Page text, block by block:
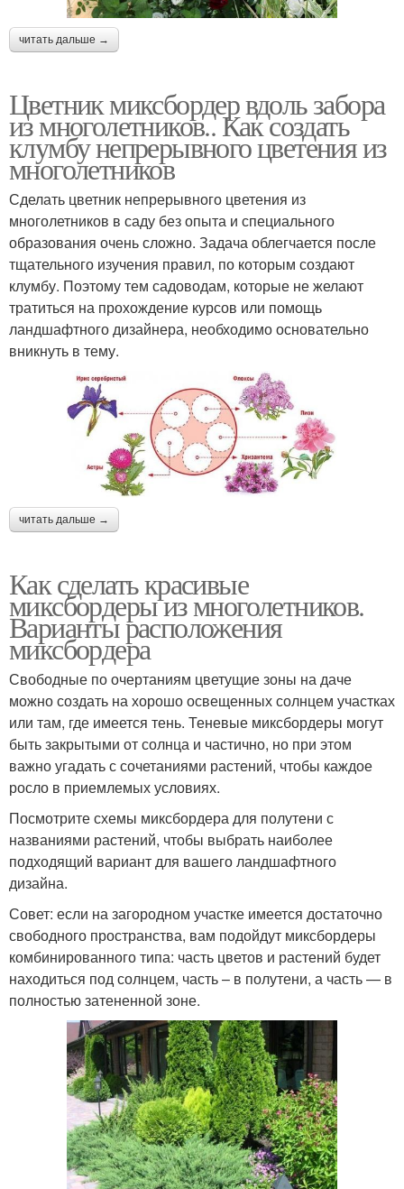
читать дальше →
Цветник миксбордер вдоль забора
из многолетников.. Как создать
клумбу непрерывного цветения из
многолетников
Сделать цветник непрерывного цветения из
многолетников в саду без опыта и специального
образования очень сложно. Задача облегчается после
тщательного изучения правил, по которым создают
клумбу. Поэтому тем садоводам, которые не желают
тратиться на прохождение курсов или помощь
ландшафтного дизайнера, необходимо основательно
вникнуть в тему.
читать дальше →
Как сделать красивые
миксбордеры из многолетников.
Варианты расположения
миксбордера
Свободные по очертаниям цветущие зоны на даче
можно создать на хорошо освещенных солнцем участках
или там, где имеется тень. Теневые миксбордеры могут
быть закрытыми от солнца и частично, но при этом
важно угадать с сочетаниями растений, чтобы каждое
росло в приемлемых условиях.
Посмотрите схемы миксбордера для полутени с
названиями растений, чтобы выбрать наиболее
подходящий вариант для вашего ландшафтного
дизайна.
Совет: если на загородном участке имеется достаточно
свободного пространства, вам подойдут миксбордеры
комбинированного типа: часть цветов и растений будет
находиться под солнцем, часть – в полутени, а часть — в
полностью затененной зоне.